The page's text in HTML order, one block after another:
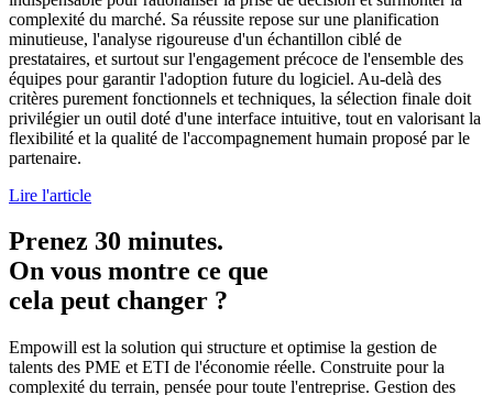
complexité du marché. Sa réussite repose sur une planification
minutieuse, l'analyse rigoureuse d'un échantillon ciblé de
prestataires, et surtout sur l'engagement précoce de l'ensemble des
équipes pour garantir l'adoption future du logiciel. Au-delà des
critères purement fonctionnels et techniques, la sélection finale doit
privilégier un outil doté d'une interface intuitive, tout en valorisant la
flexibilité et la qualité de l'accompagnement humain proposé par le
partenaire.
Lire l'article
Prenez 30 minutes.
On vous montre ce que
cela peut changer ?
Empowill est la solution qui structure et optimise la gestion de
talents des PME et ETI de l'économie réelle. Construite pour la
complexité du terrain, pensée pour toute l'entreprise. Gestion des